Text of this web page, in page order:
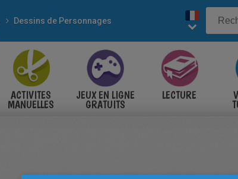
Dessins de Personnages
ACTIVITES
MANUELLES
JEUX EN LIGNE
GRATUITS
LECTURE